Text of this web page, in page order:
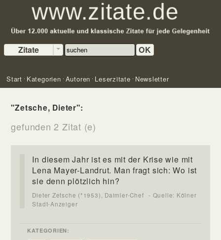
Zitate OK
Start Kategorien Autoren Leserzitate Newsletter
"Zetsche, Dieter":
gefunden 2 Zitat (e)
In diesem Jahr ist es mit der Krise wie mit
Lena Mayer-Landrut. Man fragt sich: Wo ist
sie denn plötzlich hin?
Dieter Zetsche (*1953), Daimler-Chef
- Quelle: Kölner
Stadt-Anzeiger
KATEGORIEN: